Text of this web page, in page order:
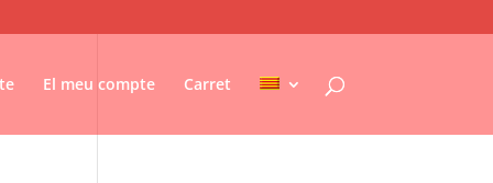
El meu compte Carret